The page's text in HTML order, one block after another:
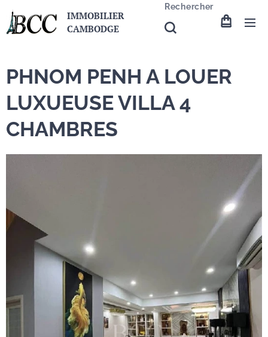
IMMOBILIER
CAMBODGE
Rechercher
PHNOM PENH A LOUER
LUXUEUSE VILLA 4
CHAMBRES